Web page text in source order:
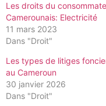
Les droits du
Camerounais: Electricité
11 mars 2023
Dans "Droit"
Les types de litiges
au Cameroun
30 janvier 2026
Dans "Droit"